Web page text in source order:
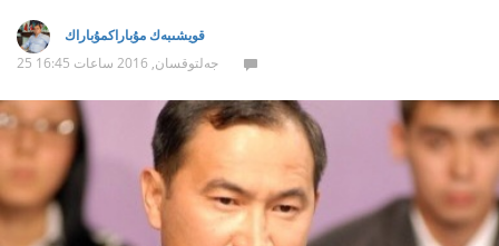
قويشىبەك مۇباراكمۇباراك
25 جەلتوقسان, 2016 ساعات 16:45